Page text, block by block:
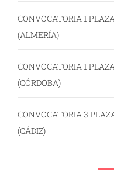
CONVOCATORIA 1
(ALMERÍA)
CONVOCATORIA 1
(CÓRDOBA)
CONVOCATORIA 3
(CÁDIZ)